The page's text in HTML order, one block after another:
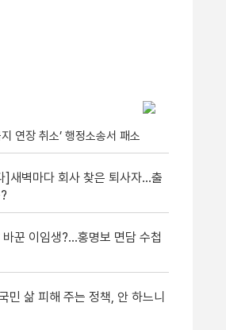
연장 취소’ 행정소송서 패소
]새벽마다 회사 찾은 퇴사자…출
꾼 이임생?…홍명보 면담 수첩
민 삶 피해 주는 정책, 안 하느니